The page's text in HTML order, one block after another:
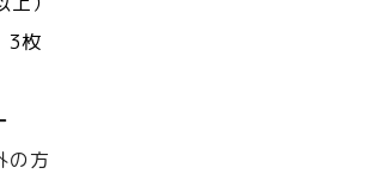
3枚
の方